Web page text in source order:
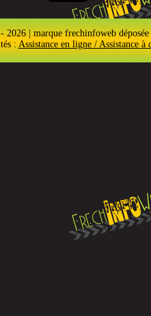
| marque frechinfoweb
: Assistance en ligne / Assistance à